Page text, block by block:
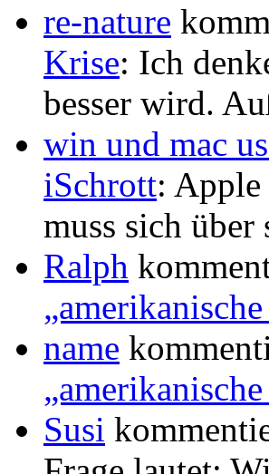
re-nature
Krise: Ich
besser wird.
win und mac
iSchrott: Apple
muss sich über
Ralph
name
Susi